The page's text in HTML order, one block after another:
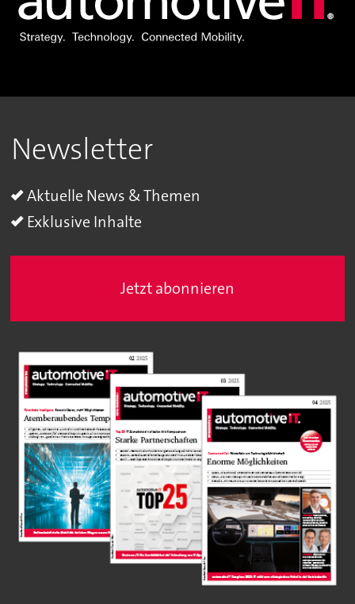
Newsletter
Aktuelle News & Themen
Exklusive Inhalte
Jetzt abonnieren